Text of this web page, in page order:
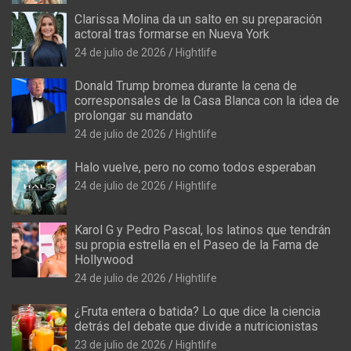
Clarissa Molina da un salto en su preparación
actoral tras formarse en Nueva York
24 de julio de 2026 Hightlife
Donald Trump bromea durante la cena de
corresponsales de la Casa Blanca con la idea de
prolongar su mandato
24 de julio de 2026 Hightlife
Halo vuelve, pero no como todos esperaban
24 de julio de 2026 Hightlife
Karol G y Pedro Pascal, los latinos que tendrán
su propia estrella en el Paseo de la Fama de
Hollywood
24 de julio de 2026 Hightlife
¿Fruta entera o batida? Lo que dice la ciencia
detrás del debate que divide a nutricionistas
23 de julio de 2026 Hightlife